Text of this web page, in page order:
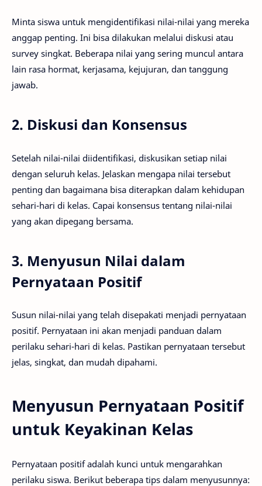
Minta siswa untuk mengidentifikasi nilai-nilai yang mereka
anggap penting. Ini bisa dilakukan melalui diskusi atau
survey singkat. Beberapa nilai yang sering muncul antara
lain rasa hormat, kerjasama, kejujuran, dan tanggung
jawab.
2. Diskusi dan Konsensus
Setelah nilai-nilai diidentifikasi, diskusikan setiap nilai
dengan seluruh kelas. Jelaskan mengapa nilai tersebut
penting dan bagaimana bisa diterapkan dalam kehidupan
sehari-hari di kelas. Capai konsensus tentang nilai-nilai
yang akan dipegang bersama.
3. Menyusun Nilai dalam
Pernyataan Positif
Susun nilai-nilai yang telah disepakati menjadi pernyataan
positif. Pernyataan ini akan menjadi panduan dalam
perilaku sehari-hari di kelas. Pastikan pernyataan tersebut
jelas, singkat, dan mudah dipahami.
Menyusun Pernyataan Positif
untuk Keyakinan Kelas
Pernyataan positif adalah kunci untuk mengarahkan
perilaku siswa. Berikut beberapa tips dalam menyusunnya: